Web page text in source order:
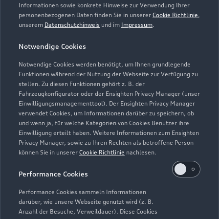
Informationen sowie konkrete Hinweise zur Verwendung Ihrer
personenbezogenen Daten finden Sie in unserer Cookie Richtlinie,
unserem Datenschutzhinweis und im Impressum.
Notwendige Cookies
Notwendige Cookies werden benötigt, um Ihnen grundlegende
Funktionen während der Nutzung der Webseite zur Verfügung zu
stellen. Zu diesen Funktionen gehört z. B. der
Fahrzeugkonfigurator oder der Ensighten Privacy Manager (unser
Einwilligungsmanagementtool). Der Ensighten Privacy Manager
verwendet Cookies, um Informationen darüber zu speichern, ob
und wenn ja, für welche Kategorien von Cookies Benutzer ihre
Einwilligung erteilt haben. Weitere Informationen zum Ensighten
Privacy Manager, sowie zu Ihren Rechten als betroffene Person
können Sie in unserer Cookie Richtlinie nachlesen.
Performance Cookies
Performance Cookies sammeln Informationen
darüber, wie unsere Webseite genutzt wird (z. B.
Anzahl der Besuche, Verweildauer). Diese Cookies
Zur Inspektion
Zurück nach oben
Alle Modelle
Modelle vergleichen
Kaufen & leasen
Service & Zubehör